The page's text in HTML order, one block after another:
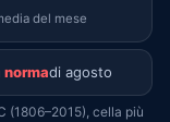
del mese
normadi agosto
(1806–2015), cella più